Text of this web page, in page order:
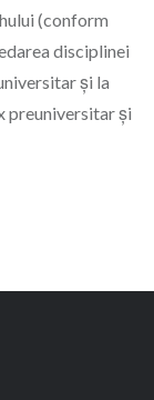
(conform
disciplinei
și la
preuniversitar și